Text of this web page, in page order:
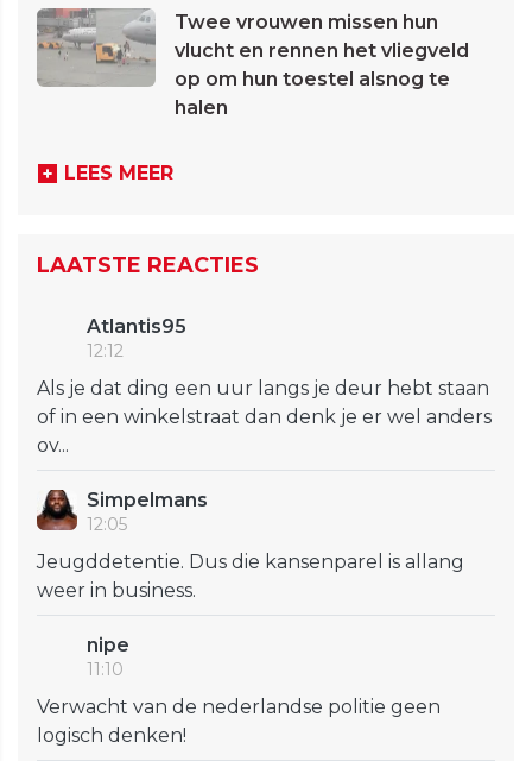
Twee vrouwen missen hun
vlucht en rennen het vliegveld
op om hun toestel alsnog te
halen
LEES MEER
LAATSTE REACTIES
Atlantis95
12:12
Als je dat ding een uur langs je deur hebt staan
of in een winkelstraat dan denk je er wel anders
ov...
Simpelmans
12:05
Jeugddetentie. Dus die kansenparel is allang
weer in business.
nipe
11:10
Verwacht van de nederlandse politie geen
logisch denken!